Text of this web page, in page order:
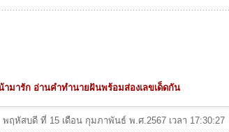
มารัก อ่านคำทำนายฝันพร้อมส่องเลขเด็ดกัน
พฤหัสบดี ที่ 15 เดือน กุมภาพันธ์ พ.ศ.2567 เวลา 17:30:27